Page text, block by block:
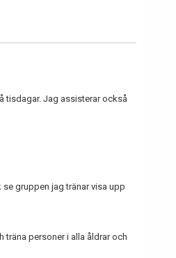
tisdagar. Jag assisterar också
gruppen jag tränar visa upp
personer i alla åldrar och